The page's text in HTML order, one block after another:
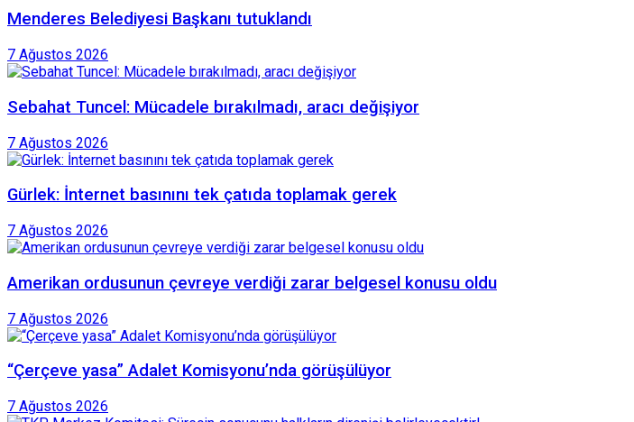
Menderes Belediyesi Başkanı tutuklandı
7 Ağustos 2026
Sebahat Tuncel: Mücadele bırakılmadı, aracı değişiyor
7 Ağustos 2026
Gürlek: İnternet basınını tek çatıda toplamak gerek
7 Ağustos 2026
Amerikan ordusunun çevreye verdiği zarar belgesel konusu oldu
7 Ağustos 2026
“Çerçeve yasa” Adalet Komisyonu’nda görüşülüyor
7 Ağustos 2026